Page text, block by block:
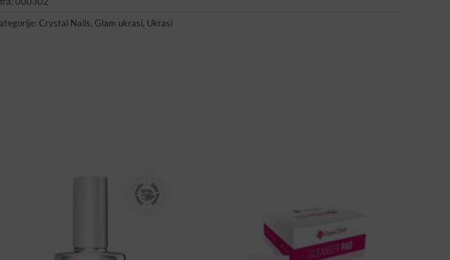
Crystal Nails, Glam ukrasi, Ukrasi